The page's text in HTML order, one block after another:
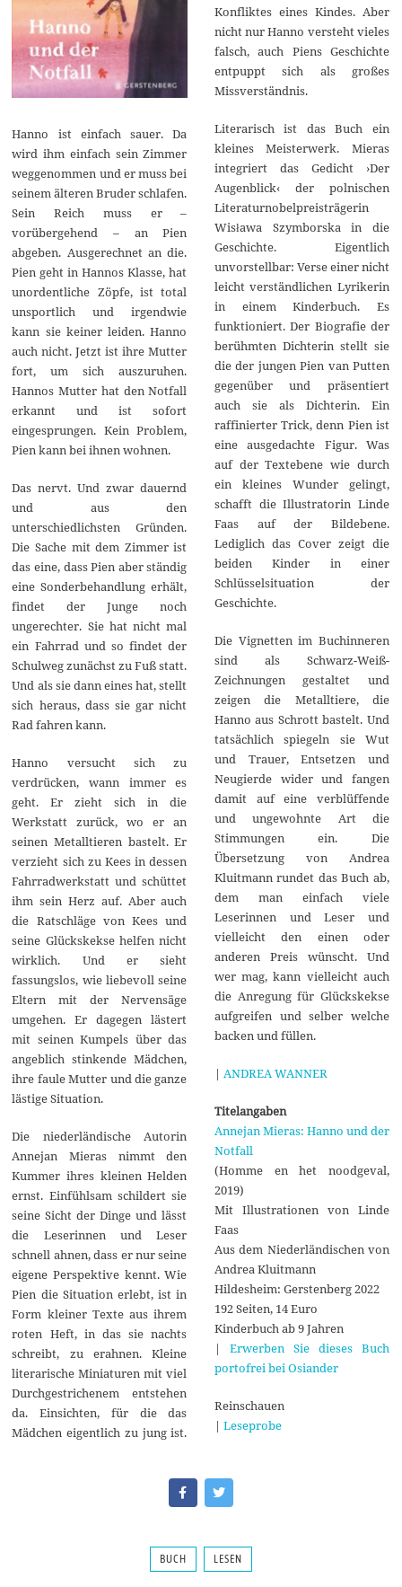
Hanno ist einfach sauer. Da
wird ihm einfach sein Zimmer
weggenommen und er muss bei
seinem älteren Bruder schlafen.
Sein Reich muss er –
vorübergehend – an Pien
abgeben. Ausgerechnet an die.
Pien geht in Hannos Klasse, hat
unordentliche Zöpfe, ist total
unsportlich und irgendwie
kann sie keiner leiden. Hanno
auch nicht. Jetzt ist ihre Mutter
fort, um sich auszuruhen.
Hannos Mutter hat den Notfall
erkannt und ist sofort
eingesprungen. Kein Problem,
Pien kann bei ihnen wohnen.
Das nervt. Und zwar dauernd
und aus den
unterschiedlichsten Gründen.
Die Sache mit dem Zimmer ist
das eine, dass Pien aber ständig
eine Sonderbehandlung erhält,
findet der Junge noch
ungerechter. Sie hat nicht mal
ein Fahrrad und so findet der
Schulweg zunächst zu Fuß statt.
Und als sie dann eines hat, stellt
sich heraus, dass sie gar nicht
Rad fahren kann.
Hanno versucht sich zu
verdrücken, wann immer es
geht. Er zieht sich in die
Werkstatt zurück, wo er an
seinen Metalltieren bastelt. Er
verzieht sich zu Kees in dessen
Fahrradwerkstatt und schüttet
ihm sein Herz auf. Aber auch
die Ratschläge von Kees und
seine Glückskekse helfen nicht
wirklich. Und er sieht
fassungslos, wie liebevoll seine
Eltern mit der Nervensäge
umgehen. Er dagegen lästert
mit seinen Kumpels über das
angeblich stinkende Mädchen,
ihre faule Mutter und die ganze
lästige Situation.
Die niederländische Autorin
Annejan Mieras nimmt den
Kummer ihres kleinen Helden
ernst. Einfühlsam schildert sie
seine Sicht der Dinge und lässt
die Leserinnen und Leser
schnell ahnen, dass er nur seine
eigene Perspektive kennt. Wie
Pien die Situation erlebt, ist in
Form kleiner Texte aus ihrem
roten Heft, in das sie nachts
schreibt, zu erahnen. Kleine
literarische Miniaturen mit viel
Durchgestrichenem entstehen
da. Einsichten, für die das
Mädchen eigentlich zu jung ist.
Konfliktes eines Kindes. Aber
nicht nur Hanno versteht vieles
falsch, auch Piens Geschichte
entpuppt sich als großes
Missverständnis.
Literarisch ist das Buch ein
kleines Meisterwerk. Mieras
integriert das Gedicht ›Der
Augenblick‹ der polnischen
Literaturnobelpreisträgerin
Wisława Szymborska in die
Geschichte. Eigentlich
unvorstellbar: Verse einer nicht
leicht verständlichen Lyrikerin
in einem Kinderbuch. Es
funktioniert. Der Biografie der
berühmten Dichterin stellt sie
die der jungen Pien van Putten
gegenüber und präsentiert
auch sie als Dichterin. Ein
raffinierter Trick, denn Pien ist
eine ausgedachte Figur. Was
auf der Textebene wie durch
ein kleines Wunder gelingt,
schafft die Illustratorin Linde
Faas auf der Bildebene.
Lediglich das Cover zeigt die
beiden Kinder in einer
Schlüsselsituation der
Geschichte.
Die Vignetten im Buchinneren
sind als Schwarz-Weiß-
Zeichnungen gestaltet und
zeigen die Metalltiere, die
Hanno aus Schrott bastelt. Und
tatsächlich spiegeln sie Wut
und Trauer, Entsetzen und
Neugierde wider und fangen
damit auf eine verblüffende
und ungewohnte Art die
Stimmungen ein. Die
Übersetzung von Andrea
Kluitmann rundet das Buch ab,
dem man einfach viele
Leserinnen und Leser und
vielleicht den einen oder
anderen Preis wünscht. Und
wer mag, kann vielleicht auch
die Anregung für Glückskekse
aufgreifen und selber welche
backen und füllen.
| ANDREA WANNER
Titelangaben
Annejan Mieras: Hanno und der
Notfall
(Homme en het noodgeval,
2019)
Mit Illustrationen von Linde
Faas
Aus dem Niederländischen von
Andrea Kluitmann
Hildesheim: Gerstenberg 2022
192 Seiten, 14 Euro
Kinderbuch ab 9 Jahren
| Erwerben Sie dieses Buch
portofrei bei Osiander
Reinschauen
| Leseprobe
BUCH LESEN